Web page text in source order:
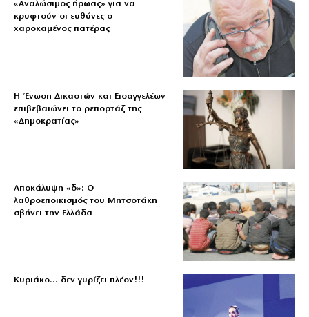
«Aναλώσιμος ήρωας» για να
κρυφτούν οι ευθύνες ο
χαροκαμένος πατέρας
Η Ένωση Δικαστών και Εισαγγελέων
επιβεβαιώνει το ρεπορτάζ της
«Δημοκρατίας»
Αποκάλυψη «δ»: Ο
λαθροεποικισμός του Μητσοτάκη
σβήνει την Ελλάδα
Κυριάκο… δεν γυρίζει πλέον!!!